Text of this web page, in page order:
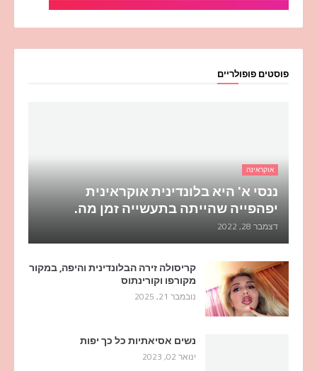
פוסטים פופולריים
אוקראינה
ננסי א' היא בלונדינית אוקראינית
יפהפייה שהייתה בתעשייה זמן מה.
דצמבר 28, 2022
קריסולה זירה הבלונדינית והיפה, במקור
מקורפו וקורינתוס
נובמבר 21, 2025
נשים אסיאתיות כל כך יפות
ינואר 02, 2023